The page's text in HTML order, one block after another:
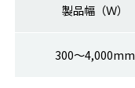
製品幅（Ｗ）
300～4,000mm